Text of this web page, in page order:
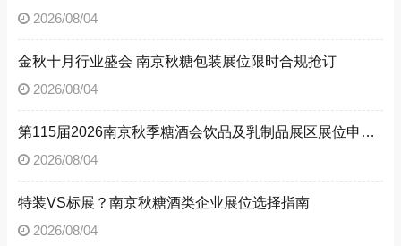
2026/08/04
金秋十月行业盛会 南京秋糖包装展位限时合规抢订
2026/08/04
第115届2026南京秋季糖酒会饮品及乳制品展区展位申请技巧
2026/08/04
特装VS标展？南京秋糖酒类企业展位选择指南
2026/08/04